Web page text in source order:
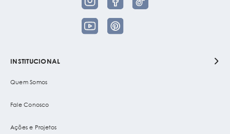
INSTITUCIONAL
Quem Somos
Fale Conosco
Ações e Projetos